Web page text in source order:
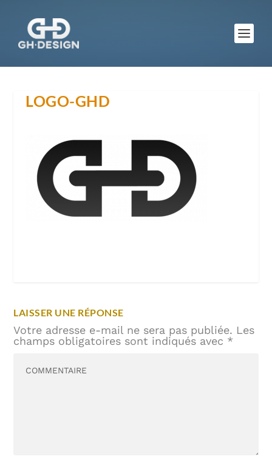
LOGO-GHD
LAISSER UNE RÉPONSE
Votre adresse e-mail ne sera pas publiée. Les
champs obligatoires sont indiqués avec *